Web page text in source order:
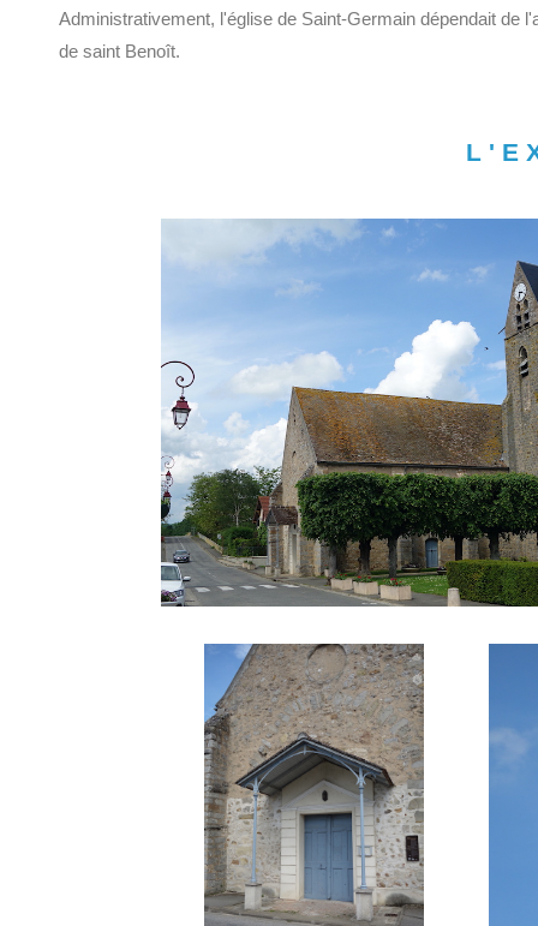
Administrativement, l'église de Saint-Germain dépendait de
de saint Benoît.